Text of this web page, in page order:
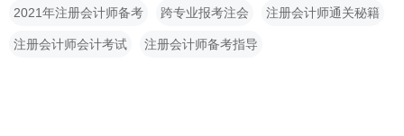
2021年注册会计师备考 跨专业报考注会 注册会计师通关秘籍
注册会计师会计考试 注册会计师备考指导